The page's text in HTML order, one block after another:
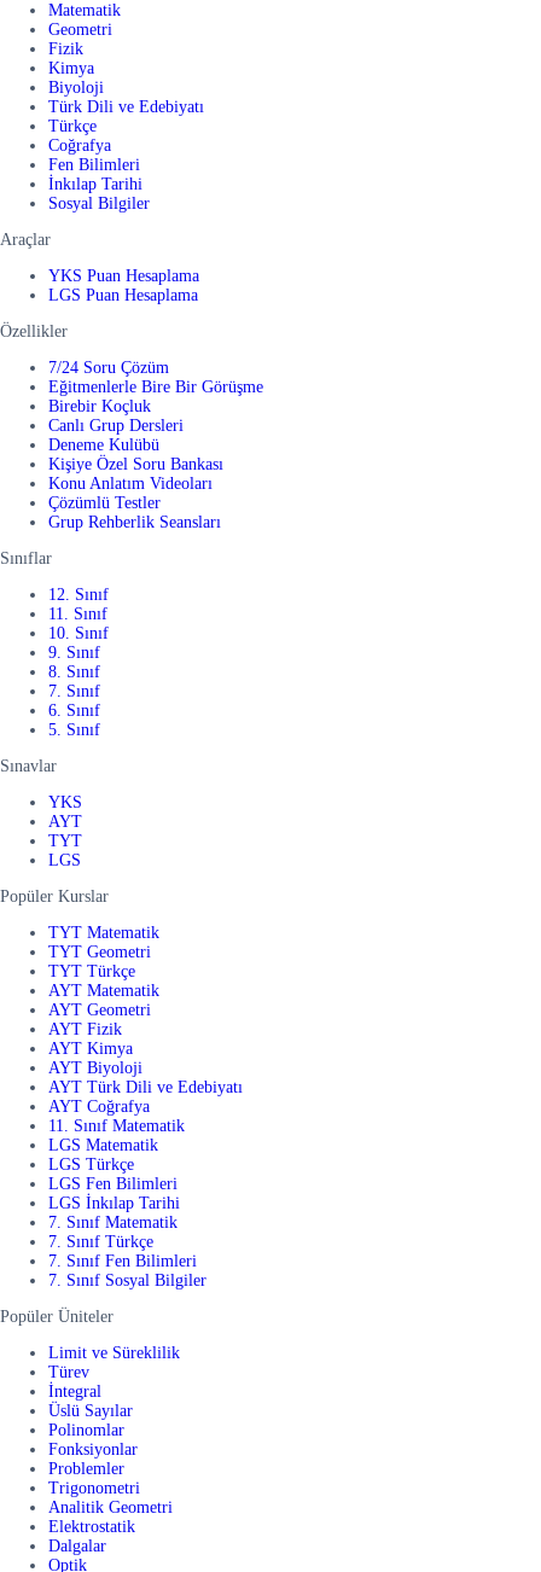
Matematik
Geometri
Fizik
Kimya
Biyoloji
Türk Dili ve Edebiyatı
Türkçe
Coğrafya
Fen Bilimleri
İnkılap Tarihi
Sosyal Bilgiler
Araçlar
YKS Puan Hesaplama
LGS Puan Hesaplama
Özellikler
7/24 Soru Çözüm
Eğitmenlerle Bire Bir Görüşme
Birebir Koçluk
Canlı Grup Dersleri
Deneme Kulübü
Kişiye Özel Soru Bankası
Konu Anlatım Videoları
Çözümlü Testler
Grup Rehberlik Seansları
Sınıflar
12. Sınıf
11. Sınıf
10. Sınıf
9. Sınıf
8. Sınıf
7. Sınıf
6. Sınıf
5. Sınıf
Sınavlar
YKS
AYT
TYT
LGS
Popüler Kurslar
TYT Matematik
TYT Geometri
TYT Türkçe
AYT Matematik
AYT Geometri
AYT Fizik
AYT Kimya
AYT Biyoloji
AYT Türk Dili ve Edebiyatı
AYT Coğrafya
11. Sınıf Matematik
LGS Matematik
LGS Türkçe
LGS Fen Bilimleri
LGS İnkılap Tarihi
7. Sınıf Matematik
7. Sınıf Türkçe
7. Sınıf Fen Bilimleri
7. Sınıf Sosyal Bilgiler
Popüler Üniteler
Limit ve Süreklilik
Türev
İntegral
Üslü Sayılar
Polinomlar
Fonksiyonlar
Problemler
Trigonometri
Analitik Geometri
Elektrostatik
Dalgalar
Optik